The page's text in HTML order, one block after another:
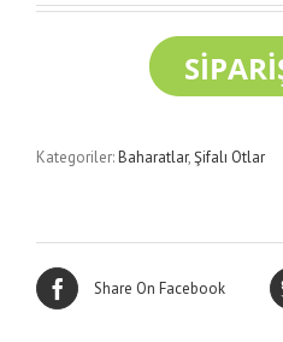
Kategoriler:Baharatlar,Şifalı Otlar
Share On Facebook